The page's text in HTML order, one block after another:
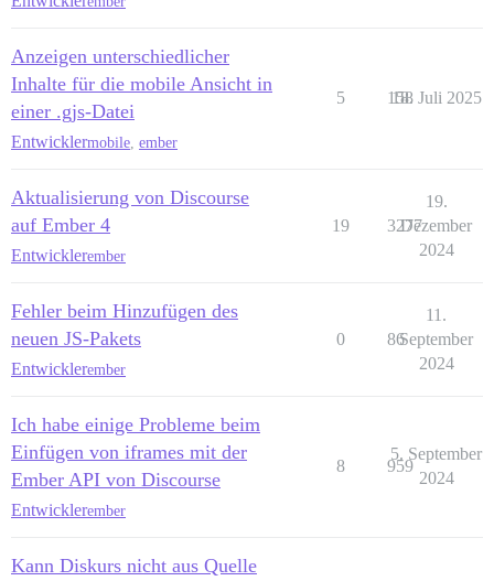
Anzeigen unterschiedlicher
Inhalte für die mobile Ansicht in
einer .gjs-Datei
Entwicklermobile ember
5 158
18. Juli 2025
Aktualisierung von Discourse
auf Ember 4
Entwicklerember
19 3277
19.
Dezember
2024
Fehler beim Hinzufügen des
neuen JS-Pakets
Entwicklerember
0 86
11.
September
2024
Ich habe einige Probleme beim
Einfügen von iframes mit der
Ember API von Discourse
Entwicklerember
8 959
5. September
2024
Kann Diskurs nicht aus Quelle